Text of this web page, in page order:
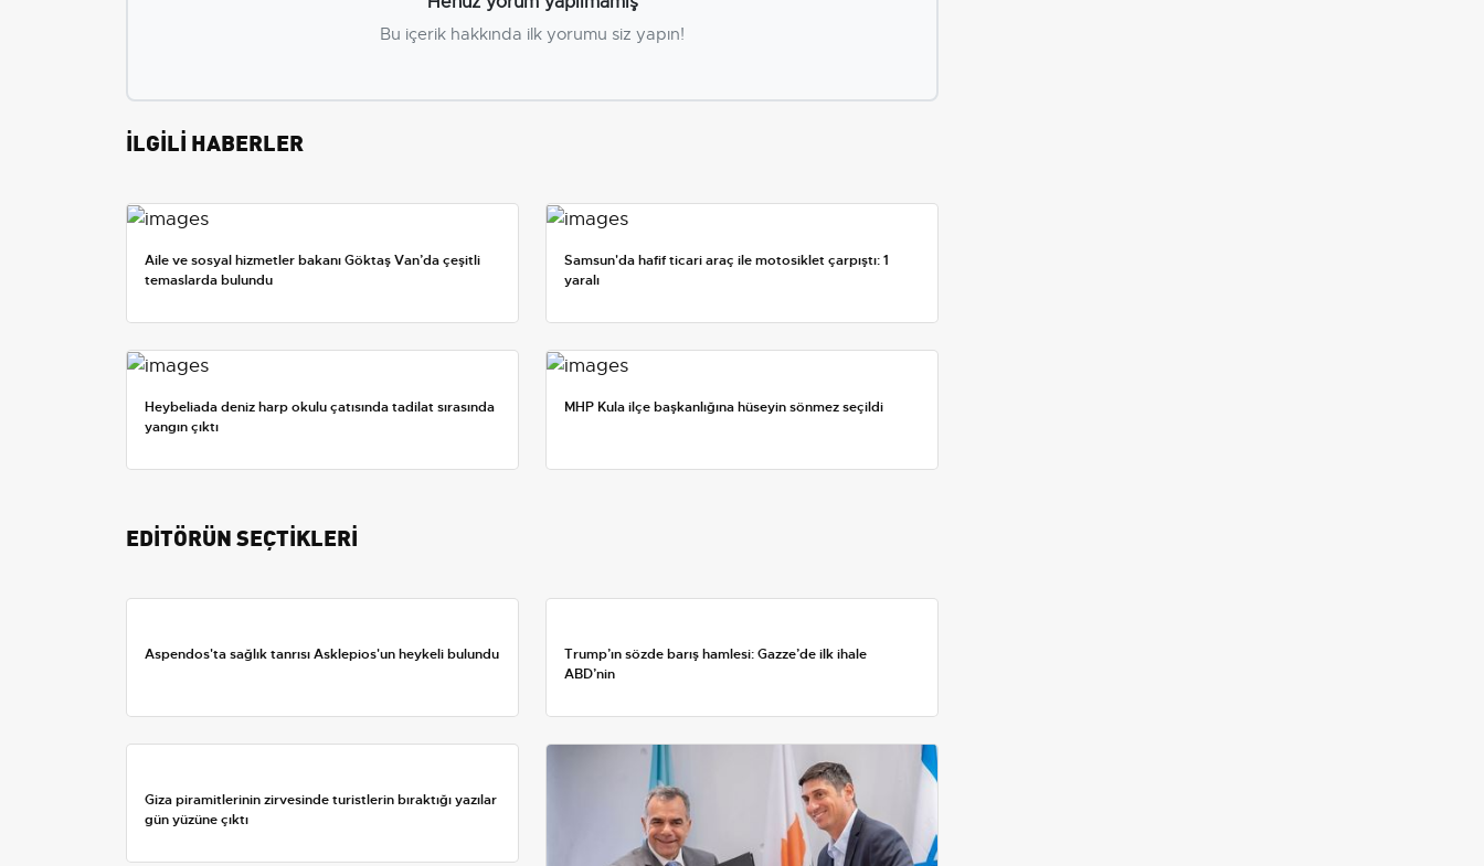
Bu içerik hakkında ilk yorumu siz yapın!
İLGİLİ HABERLER
Aile ve sosyal hizmetler bakanı Göktaş Van’da çeşitli
temaslarda bulundu
Samsun'da hafif ticari araç ile motosiklet çarpıştı: 1
yaralı
Heybeliada deniz harp okulu çatısında tadilat sırasında
yangın çıktı
MHP Kula ilçe başkanlığına hüseyin sönmez seçildi
EDİTÖRÜN SEÇTİKLERİ
Aspendos'ta sağlık tanrısı Asklepios'un heykeli bulundu
Trump’ın sözde barış hamlesi: Gazze’de ilk ihale
ABD’nin
Giza piramitlerinin zirvesinde turistlerin bıraktığı yazılar
gün yüzüne çıktı